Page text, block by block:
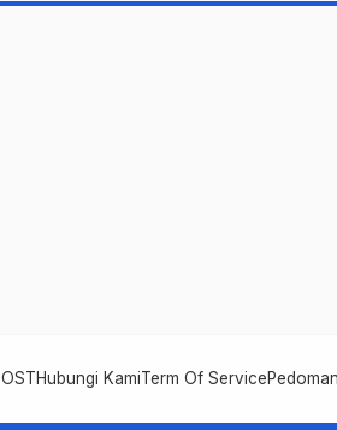
Hubungi KamiTerm Of Service